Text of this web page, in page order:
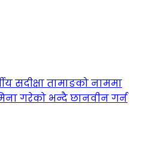
सदीक्षा तामाङको नाममा
गरेको भन्दै छानवीन गर्न